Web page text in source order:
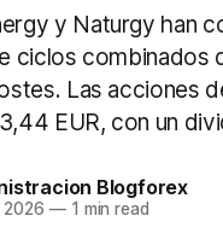
y Naturgy han
ciclos combinados
Las acciones
EUR, con un
Blogforex
2026 —1 min read